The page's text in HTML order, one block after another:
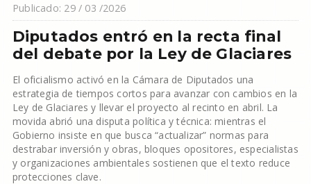
Publicado: 29 / 03 /2026
Diputados entró en la recta final
del debate por la Ley de Glaciares
El oficialismo activó en la Cámara de Diputados una
estrategia de tiempos cortos para avanzar con cambios en la
Ley de Glaciares y llevar el proyecto al recinto en abril. La
movida abrió una disputa política y técnica: mientras el
Gobierno insiste en que busca “actualizar” normas para
destrabar inversión y obras, bloques opositores, especialistas
y organizaciones ambientales sostienen que el texto reduce
protecciones clave.